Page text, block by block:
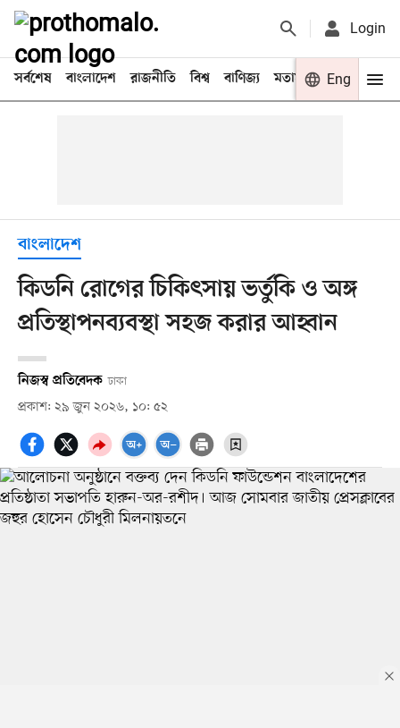
Login
সর্বশেষ বাংলাদেশ রাজনীতি বিশ্ব বাণিজ্য মতামত খেলা
Eng
বাংলাদেশ
কিডনি রোগের চিকিৎসায় ভর্তুকি ও অঙ্গ
প্রতিস্থাপনব্যবস্থা সহজ করার আহ্বান
নিজস্ব প্রতিবেদক ঢাকা
প্রকাশ: ২৯ জুন ২০২৬, ১০: ৫২